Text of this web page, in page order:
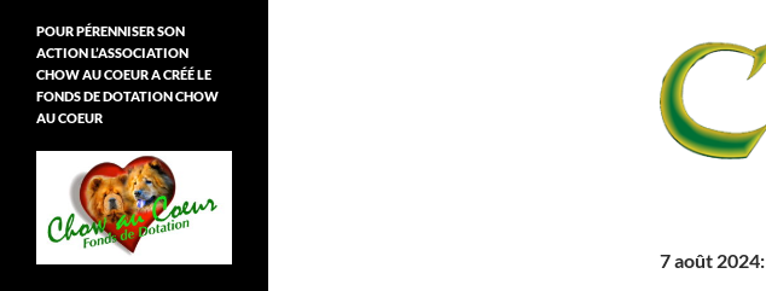
7 août 2024:
POUR PÉRENNISER SON
ACTION L’ASSOCIATION
CHOW AU COEUR A CRÉÉ LE
FONDS DE DOTATION CHOW
AU COEUR